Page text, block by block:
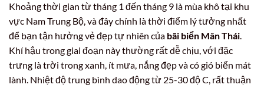
Khoảng thời gian từ tháng 1 đến tháng 9 là mùa khô tại khu
vực Nam Trung Bộ, và đây chính là thời điểm lý tưởng nhất
để bạn tận hưởng vẻ đẹp tự nhiên của bãi biển Mân Thái.
Khí hậu trong giai đoạn này thường rất dễ chịu, với đặc
trưng là trời trong xanh, ít mưa, nắng đẹp và có gió biển mát
lành. Nhiệt độ trung bình dao động từ 25-30 độ C, rất thuận